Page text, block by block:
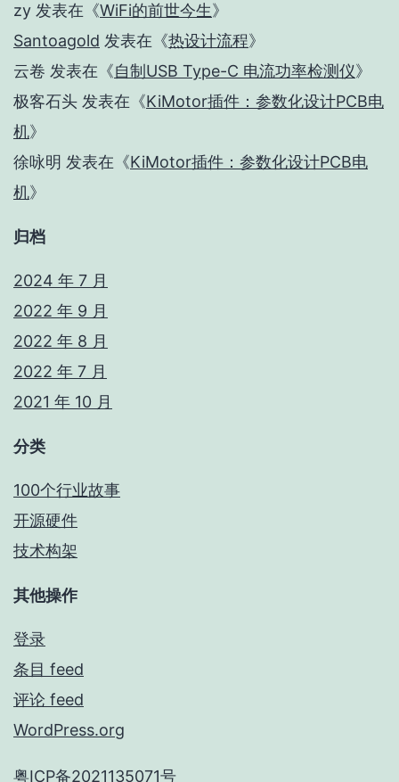
zy 发表在《WiFi的前世今生》
Santoagold 发表在《热设计流程》
云卷 发表在《自制USB Type-C 电流功率检测仪》
极客石头 发表在《KiMotor插件：参数化设计PCB电
机》
徐咏明 发表在《KiMotor插件：参数化设计PCB电
机》
归档
2024 年 7 月
2022 年 9 月
2022 年 8 月
2022 年 7 月
2021 年 10 月
分类
100个行业故事
开源硬件
技术构架
其他操作
登录
条目 feed
评论 feed
WordPress.org
粤ICP备2021135071号